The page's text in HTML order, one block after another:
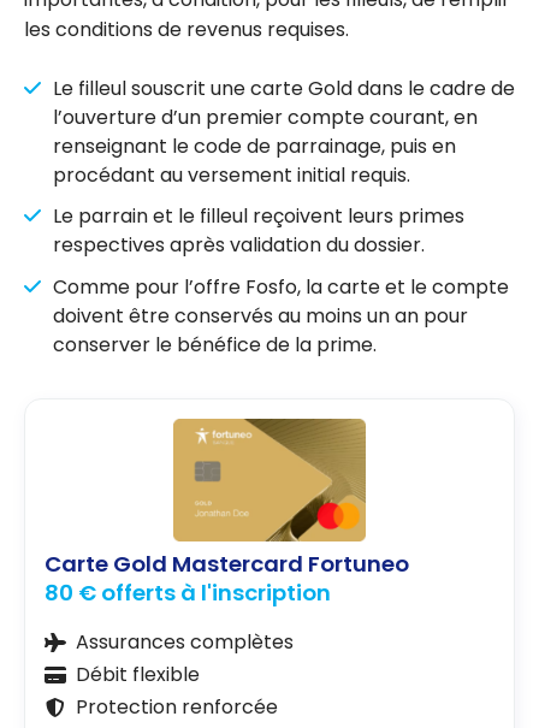
les conditions de revenus requises.
Le filleul souscrit une carte Gold dans le cadre de
l’ouverture d’un premier compte courant, en
renseignant le code de parrainage, puis en
procédant au versement initial requis.
Le parrain et le filleul reçoivent leurs primes
respectives après validation du dossier.
Comme pour l’offre Fosfo, la carte et le compte
doivent être conservés au moins un an pour
conserver le bénéfice de la prime.
Carte Gold Mastercard Fortuneo
80 € offerts à l'inscription
Assurances complètes
Débit flexible
Protection renforcée